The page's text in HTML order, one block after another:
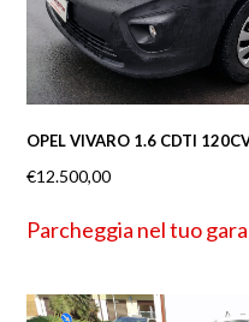
OPEL VIVARO 1.6 CDTI
€12.500,00
Parcheggia nel tuo